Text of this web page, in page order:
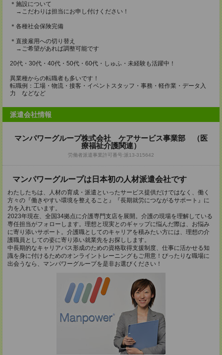
＊施設について
→こだわりは担当にお申し付けください！
＊各種社会保険完備
＊直接雇用への切り替え
→ご希望があれば調整可能です
20代・30代・40代・50代・60代・しゅふ・未経験も活躍中！
異業種からの転職者も多いです！
転職例：工場・物流・接客・イベントスタッフ・事務・軽作業・データ入
力 などなど
派遣会社情報
マンパワーグループ株式会社 ケアサービス事業部 （医
療福祉介護関連）
労働者派遣事業許可番号:派13-315642
マンパワーグループは日本初の人材派遣会社です
わたしたちは、人材の育成・派遣といったサービス提供だけではなく、働く
方々の『働きやすい環境を整えること』『長期就労につながるサポート』に
力を入れています。
2023年現在、全国34拠点に介護専門支店を展開。介護の現場を理解している
専任担当がフォローします。理想と現実とのギャップに悩んだ際は、お悩み
に寄り添いサポート。介護職としてのキャリアを積みたい方には、理想の介
護職員としての姿に寄り添い就業先をお探しします。
中長期的なキャリアパス形成のための資格取得支援制度、仕事に活かせる知
識を身に付けるためのオンライントレーニングもご用意！ぴったりな職場に
出会うなら、マンパワーグループを是非お選びください！